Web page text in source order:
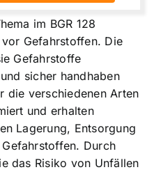
im BGR 128
Gefahrstoffen. Die
Gefahrstoffe
sicher handhaben
die verschiedenen Arten
und erhalten
Lagerung, Entsorgung
Durch
das Risiko von Unfällen